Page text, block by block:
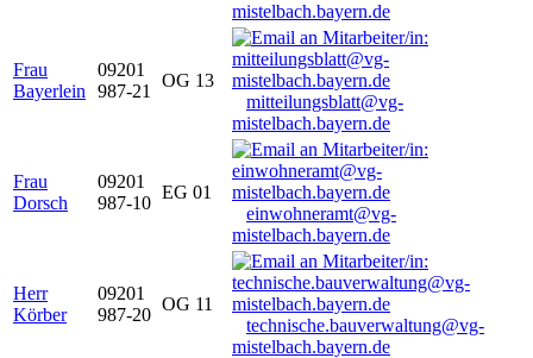
mistelbach.bayern.de
Frau
Bayerlein
09201
987-21
OG 13
mitteilungsblatt@vg-
mistelbach.bayern.de
Frau
Dorsch
09201
987-10
EG 01
einwohneramt@vg-
mistelbach.bayern.de
Herr
Körber
09201
987-20
OG 11
technische.bauverwaltung@vg-
mistelbach.bayern.de